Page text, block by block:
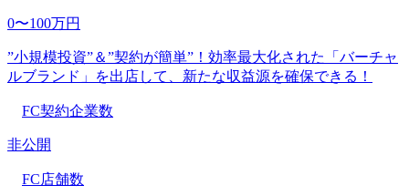
0〜100万円
”小規模投資”＆”契約が簡単”！効率最大化された「バーチャ
ルブランド」を出店して、新たな収益源を確保できる！
FC契約企業数
非公開
FC店舗数